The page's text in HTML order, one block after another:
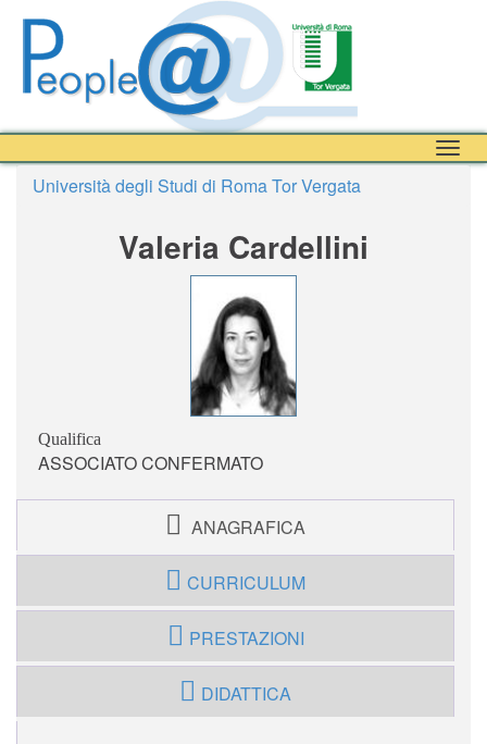
Università degli Studi di Roma Tor Vergata
Valeria Cardellini
Qualifica
ASSOCIATO CONFERMATO
ANAGRAFICA
CURRICULUM
PRESTAZIONI
DIDATTICA